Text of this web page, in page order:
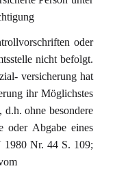
oder
nicht befolgt.
versicherung hat
ihr Möglichstes
d.h. ohne besondere
oder Abgabe eines
1980 Nr. 44 S. 109;